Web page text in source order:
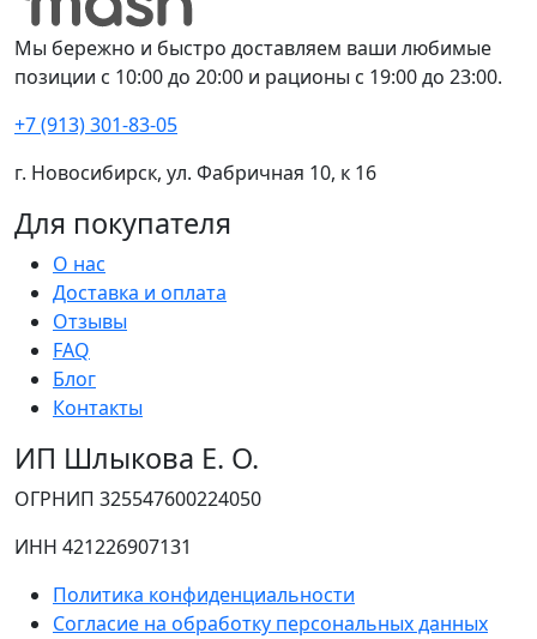
Мы бережно и быстро доставляем ваши любимые
позиции с 10:00 до 20:00 и рационы с 19:00 до 23:00.
+7 (913) 301-83-05
г. Новосибирск, ул. Фабричная 10, к 16
Для покупателя
О нас
Доставка и оплата
Отзывы
FAQ
Блог
Контакты
ИП Шлыкова Е. О.
ОГРНИП 325547600224050
ИНН 421226907131
Политика конфиденциальности
Согласие на обработку персональных данных